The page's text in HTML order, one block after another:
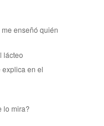
enseñó quién
lácteo
explica en el
lo mira?